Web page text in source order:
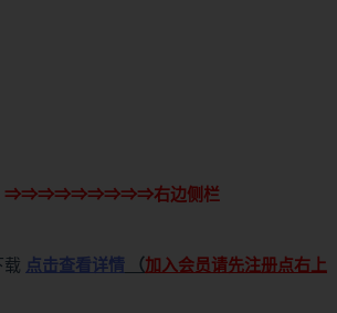
看）⇒⇒⇒⇒⇒⇒⇒⇒⇒右边侧栏
载 点击查看详情 （加入会员请先注册点右上